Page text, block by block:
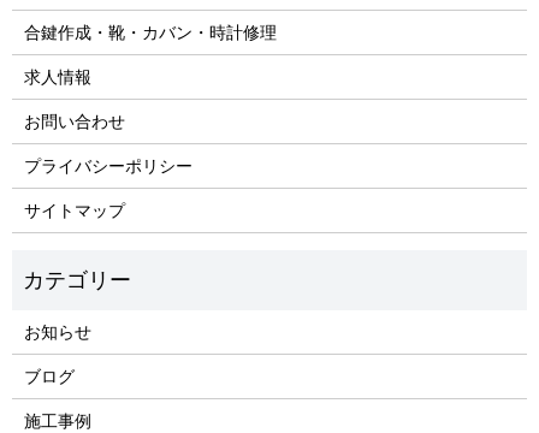
合鍵作成・靴・カバン・時計修理
求人情報
お問い合わせ
プライバシーポリシー
サイトマップ
お知らせ
ブログ
施工事例